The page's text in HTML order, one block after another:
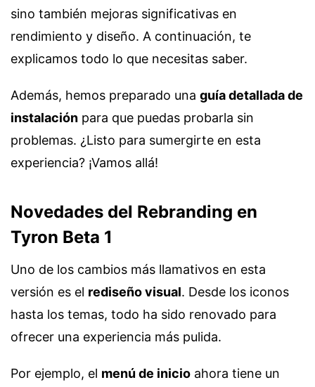
sino también mejoras significativas en
rendimiento y diseño. A continuación, te
explicamos todo lo que necesitas saber.
Además, hemos preparado una guía detallada de
instalación para que puedas probarla sin
problemas. ¿Listo para sumergirte en esta
experiencia? ¡Vamos allá!
Novedades del Rebranding en
Tyron Beta 1
Uno de los cambios más llamativos en esta
versión es el rediseño visual. Desde los iconos
hasta los temas, todo ha sido renovado para
ofrecer una experiencia más pulida.
Por ejemplo, el menú de inicio ahora tiene un